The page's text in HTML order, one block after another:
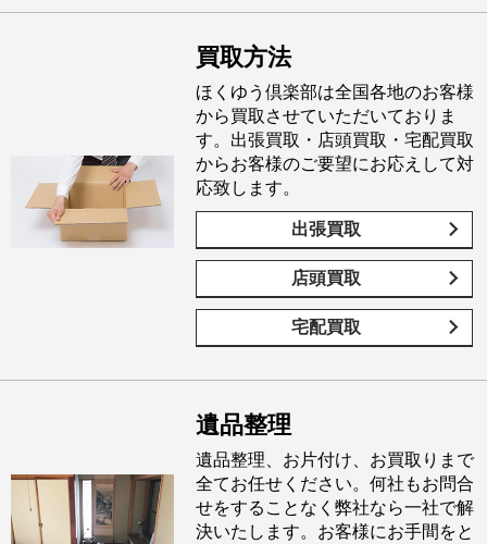
買取方法
ほくゆう倶楽部は全国各地のお客様
から買取させていただいておりま
す。出張買取・店頭買取・宅配買取
からお客様のご要望にお応えして対
応致します。
出張買取
店頭買取
宅配買取
遺品整理
遺品整理、お片付け、お買取りまで
全てお任せください。何社もお問合
せをすることなく弊社なら一社で解
決いたします。お客様にお手間をと